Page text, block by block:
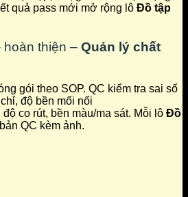
quả pass mới mở rộng lô Đồ tập
thiện – Quản lý chất
gói theo SOP. QC kiểm tra sai số
độ bền mối nối
co rút, bền màu/ma sát. Mỗi lô Đồ
QC kèm ảnh.